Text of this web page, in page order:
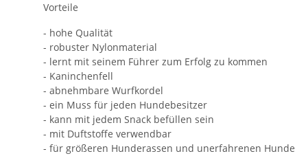
Vorteile
- hohe Qualität
- robuster Nylonmaterial
- lernt mit seinem Führer zum Erfolg zu kommen
- Kaninchenfell
- abnehmbare Wurfkordel
- ein Muss für jeden Hundebesitzer
- kann mit jedem Snack befüllen sein
- mit Duftstoffe verwendbar
- für größeren Hunderassen und unerfahrenen Hunde